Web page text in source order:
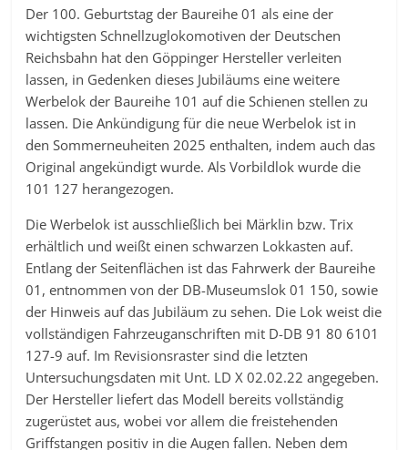
Der 100. Geburtstag der Baureihe 01 als eine der
wichtigsten Schnellzuglokomotiven der Deutschen
Reichsbahn hat den Göppinger Hersteller verleiten
lassen, in Gedenken dieses Jubiläums eine weitere
Werbelok der Baureihe 101 auf die Schienen stellen zu
lassen. Die Ankündigung für die neue Werbelok ist in
den Sommerneuheiten 2025 enthalten, indem auch das
Original angekündigt wurde. Als Vorbildlok wurde die
101 127 herangezogen.
Die Werbelok ist ausschließlich bei Märklin bzw. Trix
erhältlich und weißt einen schwarzen Lokkasten auf.
Entlang der Seitenflächen ist das Fahrwerk der Baureihe
01, entnommen von der DB-Museumslok 01 150, sowie
der Hinweis auf das Jubiläum zu sehen. Die Lok weist die
vollständigen Fahrzeuganschriften mit D-DB 91 80 6101
127-9 auf. Im Revisionsraster sind die letzten
Untersuchungsdaten mit Unt. LD X 02.02.22 angegeben.
Der Hersteller liefert das Modell bereits vollständig
zugerüstet aus, wobei vor allem die freistehenden
Griffstangen positiv in die Augen fallen. Neben dem